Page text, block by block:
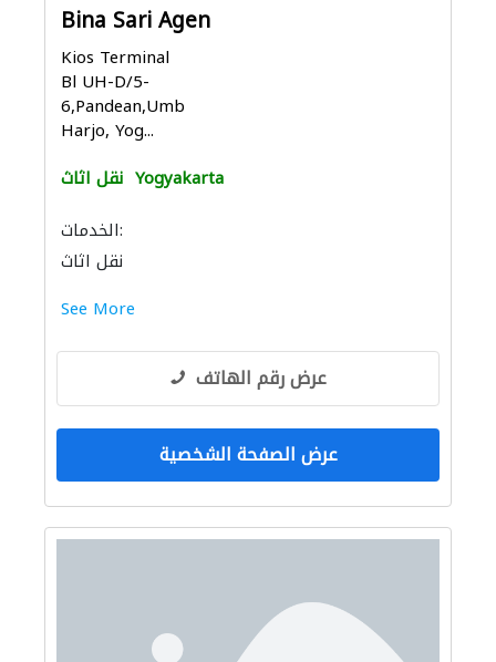
Bina Sari Agen
Kios Terminal
Bl UH-D/5-
6,Pandean,Umbul
Harjo, Yog...
نقل اثاث Yogyakarta
الخدمات:
نقل اثاث
See More
عرض رقم الهاتف
عرض الصفحة الشخصية